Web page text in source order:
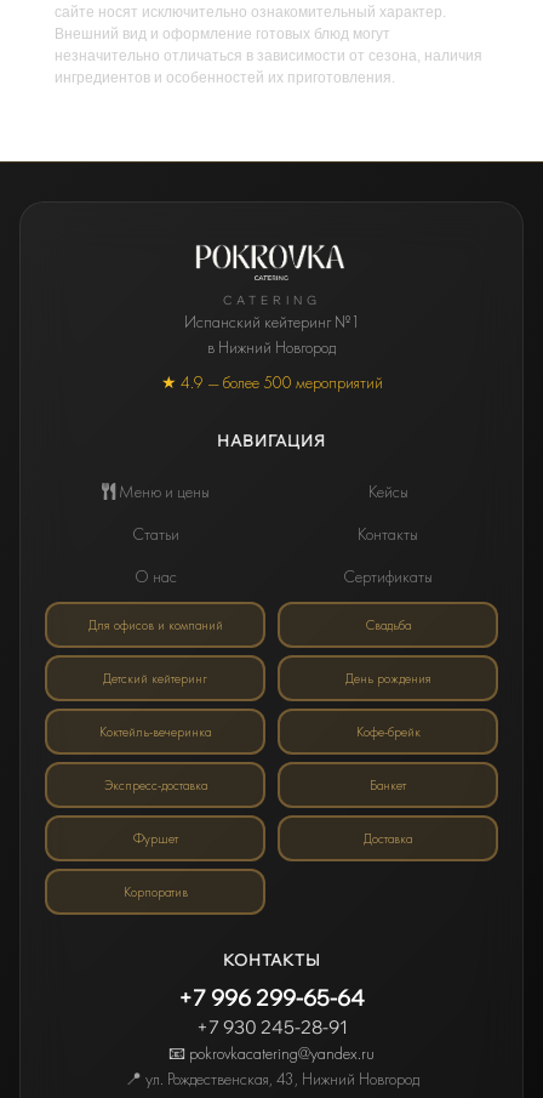
сайте носят исключительно ознакомительный характер.
Внешний вид и оформление готовых блюд могут
незначительно отличаться в зависимости от сезона, наличия
ингредиентов и особенностей их приготовления.
CATERING
Испанский кейтеринг №1
в Нижний Новгород
★ 4.9 — более 500 мероприятий
НАВИГАЦИЯ
Меню и цены
Кейсы
Статьи
Контакты
О нас
Сертификаты
Для офисов и компаний Свадьба
Детский кейтеринг День рождения
Коктейль-вечеринка Кофе-брейк
Экспресс-доставка Банкет
Фуршет Доставка
Корпоратив
КОНТАКТЫ
+7 996 299-65-64
+7 930 245-28-91
📧 pokrovkacatering@yandex.ru
📍 ул. Рождественская, 43, Нижний Новгород